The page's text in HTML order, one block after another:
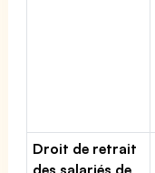
Droit de retrait
des salariés de